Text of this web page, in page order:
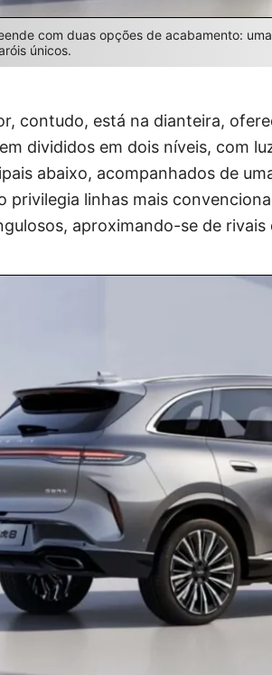
com duas opções de acabamento:
únicos.
contudo, está na dianteira,
divididos em dois níveis, com
abaixo, acompanhados de
privilegia linhas mais
aproximando-se de